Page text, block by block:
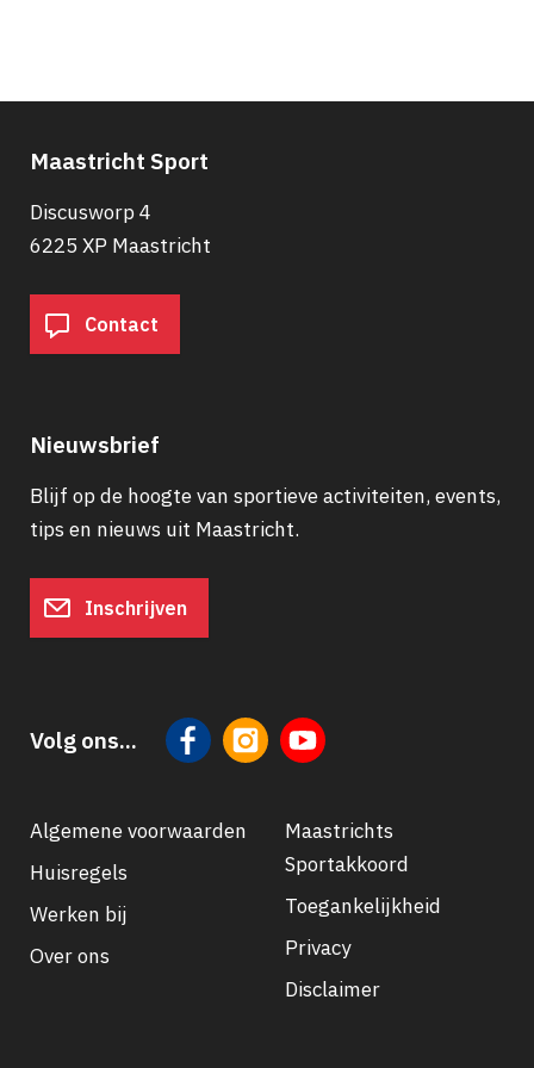
Maastricht Sport
Discusworp 4
6225 XP Maastricht
Contact
Nieuwsbrief
Blijf op de hoogte van sportieve activiteiten, events,
tips en nieuws uit Maastricht.
Inschrijven
Volg ons...
Footer
navigatie
Algemene voorwaarden
Huisregels
Werken bij
Over ons
Maastrichts
Sportakkoord
Toegankelijkheid
Privacy
Disclaimer